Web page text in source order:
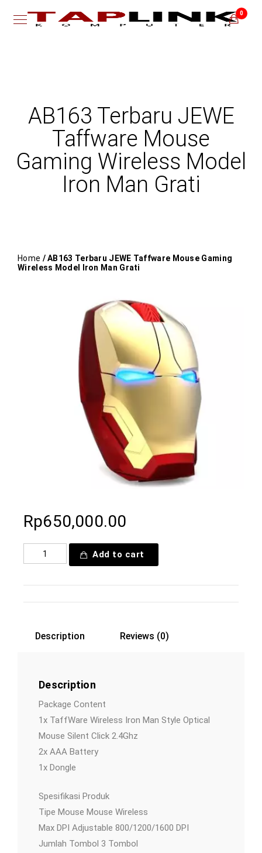
0
AB163 Terbaru JEWE
Taffware Mouse
Gaming Wireless Model
Iron Man Grati
Home / AB163 Terbaru JEWE Taffware Mouse Gaming
Wireless Model Iron Man Grati
Rp650,000.00
Add to cart
Description Reviews (0)
Description
Package Content
1x TaffWare Wireless Iron Man Style Optical
Mouse Silent Click 2.4Ghz
2x AAA Battery
1x Dongle
Spesifikasi Produk
Tipe Mouse Mouse Wireless
Max DPI Adjustable 800/1200/1600 DPI
Jumlah Tombol 3 Tombol